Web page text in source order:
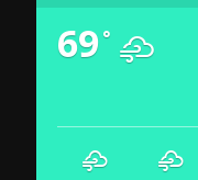
69°